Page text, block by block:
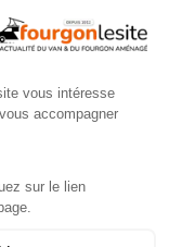
totale pour
XR